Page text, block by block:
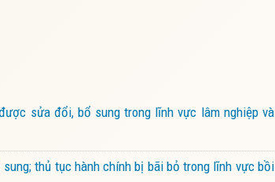
sửa đổi, bổ sung trong lĩnh vực lâm nghiệp và
thủ tục hành chính bị bãi bỏ trong lĩnh vực bồi